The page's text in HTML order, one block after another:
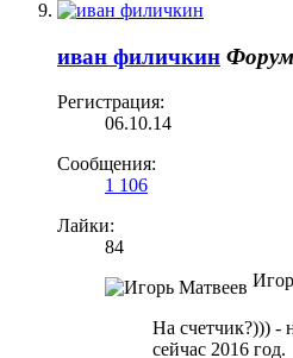
иван филичкин
Регистрация:
06.10.14
Сообщения:
1 106
Лайки:
84
На счетчик?))) -
сейчас 2016 год.